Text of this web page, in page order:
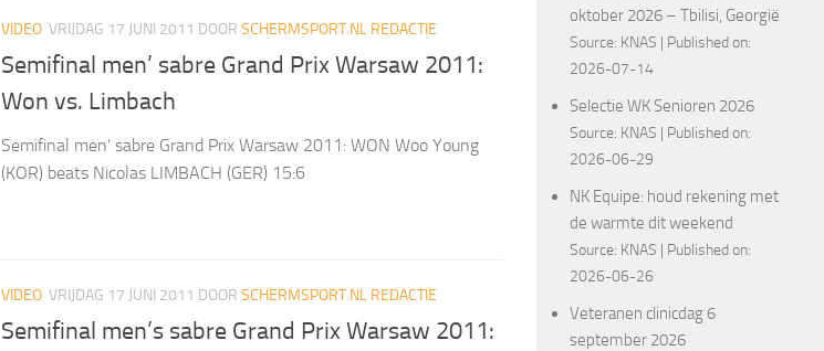
VIDEO VRIJDAG 17 JUNI 2011 DOOR SCHERMSPORT.NL REDACTIE
Semifinal men’ sabre Grand Prix Warsaw 2011:
Won vs. Limbach
Semifinal men’ sabre Grand Prix Warsaw 2011: WON Woo Young
(KOR) beats Nicolas LIMBACH (GER) 15:6
VIDEO VRIJDAG 17 JUNI 2011 DOOR SCHERMSPORT.NL REDACTIE
Semifinal men’s sabre Grand Prix Warsaw 2011:
oktober 2026 – Tbilisi, Georgië
Source: KNAS
Published on:
2026-07-14
Selectie WK Senioren 2026
Source: KNAS
Published on:
2026-06-29
NK Equipe: houd rekening met
de warmte dit weekend
Source: KNAS
Published on:
2026-06-26
Veteranen clinicdag 6
september 2026